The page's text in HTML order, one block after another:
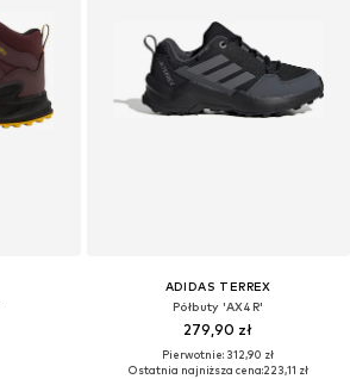
ADIDAS TERREX
Półbuty 'AX4R'
279,90 zł
Pierwotnie: 312,90 zł
Ostatnia najniższa cena:223,11 zł